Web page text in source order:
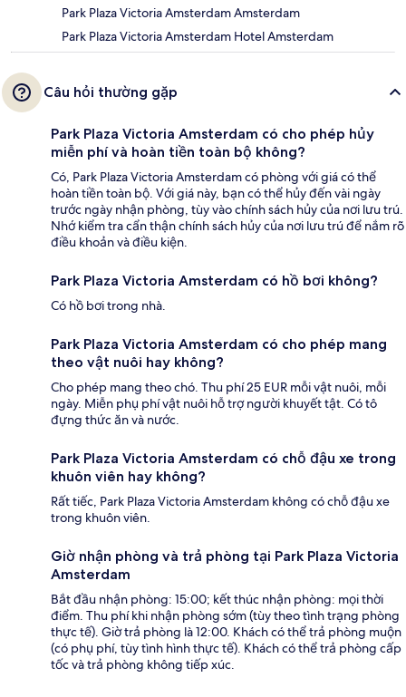
Park Plaza Victoria Amsterdam Amsterdam
Park Plaza Victoria Amsterdam Hotel Amsterdam
Câu hỏi thường gặp
Park Plaza Victoria Amsterdam có cho phép hủy
miễn phí và hoàn tiền toàn bộ không?
Có, Park Plaza Victoria Amsterdam có phòng với giá có thể
hoàn tiền toàn bộ. Với giá này, bạn có thể hủy đến vài ngày
trước ngày nhận phòng, tùy vào chính sách hủy của nơi lưu trú.
Nhớ kiểm tra cẩn thận chính sách hủy của nơi lưu trú để nắm rõ
điều khoản và điều kiện.
Park Plaza Victoria Amsterdam có hồ bơi không?
Có hồ bơi trong nhà.
Park Plaza Victoria Amsterdam có cho phép mang
theo vật nuôi hay không?
Cho phép mang theo chó. Thu phí 25 EUR mỗi vật nuôi, mỗi
ngày. Miễn phụ phí vật nuôi hỗ trợ người khuyết tật. Có tô
đựng thức ăn và nước.
Park Plaza Victoria Amsterdam có chỗ đậu xe trong
khuôn viên hay không?
Rất tiếc, Park Plaza Victoria Amsterdam không có chỗ đậu xe
trong khuôn viên.
Giờ nhận phòng và trả phòng tại Park Plaza Victoria
Amsterdam
Bắt đầu nhận phòng: 15:00; kết thúc nhận phòng: mọi thời
điểm. Thu phí khi nhận phòng sớm (tùy theo tình trạng phòng
thực tế). Giờ trả phòng là 12:00. Khách có thể trả phòng muộn
(có phụ phí, tùy tình hình thực tế). Khách có thể trả phòng cấp
tốc và trả phòng không tiếp xúc.